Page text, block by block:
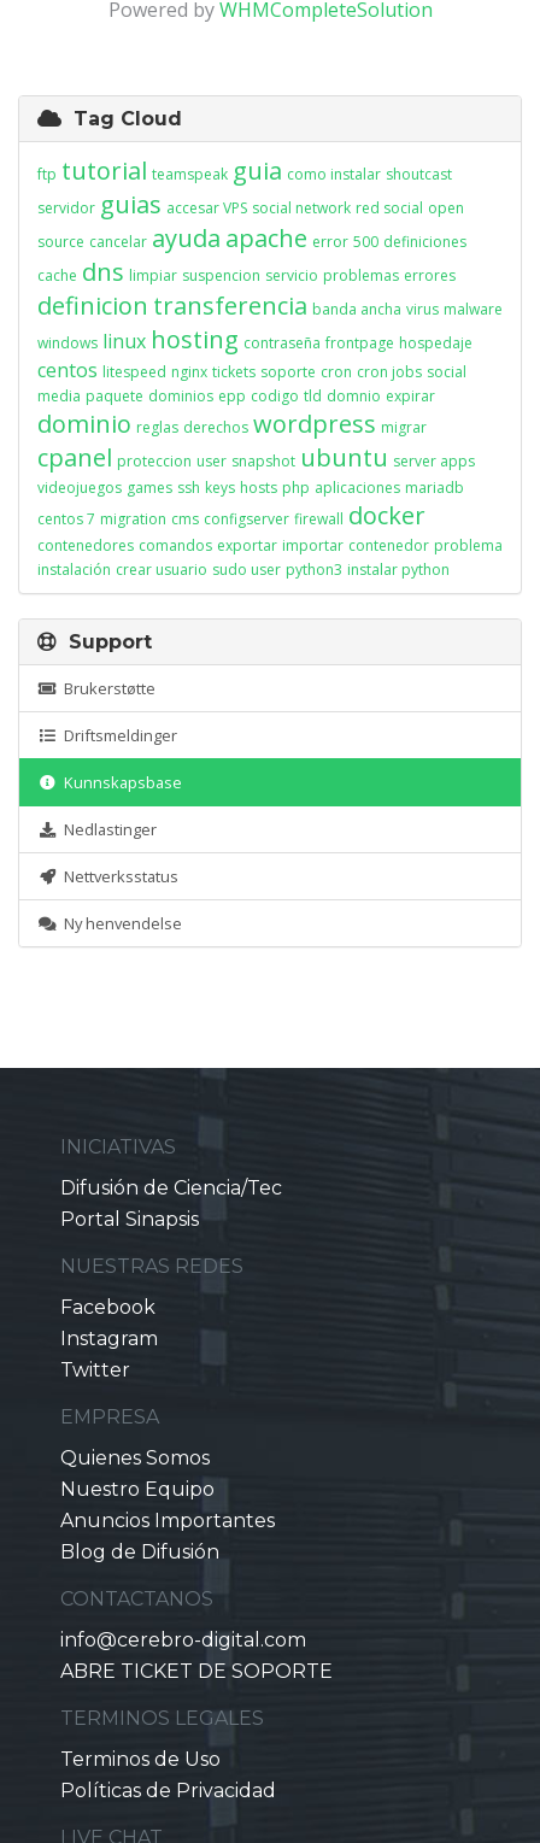
Powered byWHMCompleteSolution
Tag Cloud
ftp tutorial teamspeak guia como instalar shoutcast
servidor guias accesar VPS social network red social open
source cancelar ayuda apache error 500 definiciones
cache dns limpiar suspencion servicio problemas errores
definicion transferencia banda ancha virus malware
windows linux hosting contraseña frontpage hospedaje
centos litespeed nginx tickets soporte cron cron jobs social
media paquete dominios epp codigo tld domnio expirar
dominio reglas derechos wordpress migrar
cpanel proteccion user snapshot ubuntu server apps
videojuegos games ssh keys hosts php aplicaciones mariadb
centos 7 migration cms configserver firewall docker
contenedores comandos exportar importar contenedor problema
instalación crear usuario sudo user python3 instalar python
Support
Brukerstøtte
Driftsmeldinger
Kunnskapsbase
Nedlastinger
Nettverksstatus
Ny henvendelse
INICIATIVAS
Difusión de Ciencia/Tec
Portal Sinapsis
NUESTRAS REDES
Facebook
Instagram
Twitter
EMPRESA
Quienes Somos
Nuestro Equipo
Anuncios Importantes
Blog de Difusión
CONTACTANOS
info@cerebro-digital.com
ABRE TICKET DE SOPORTE
TERMINOS LEGALES
Terminos de Uso
Políticas de Privacidad
LIVE CHAT